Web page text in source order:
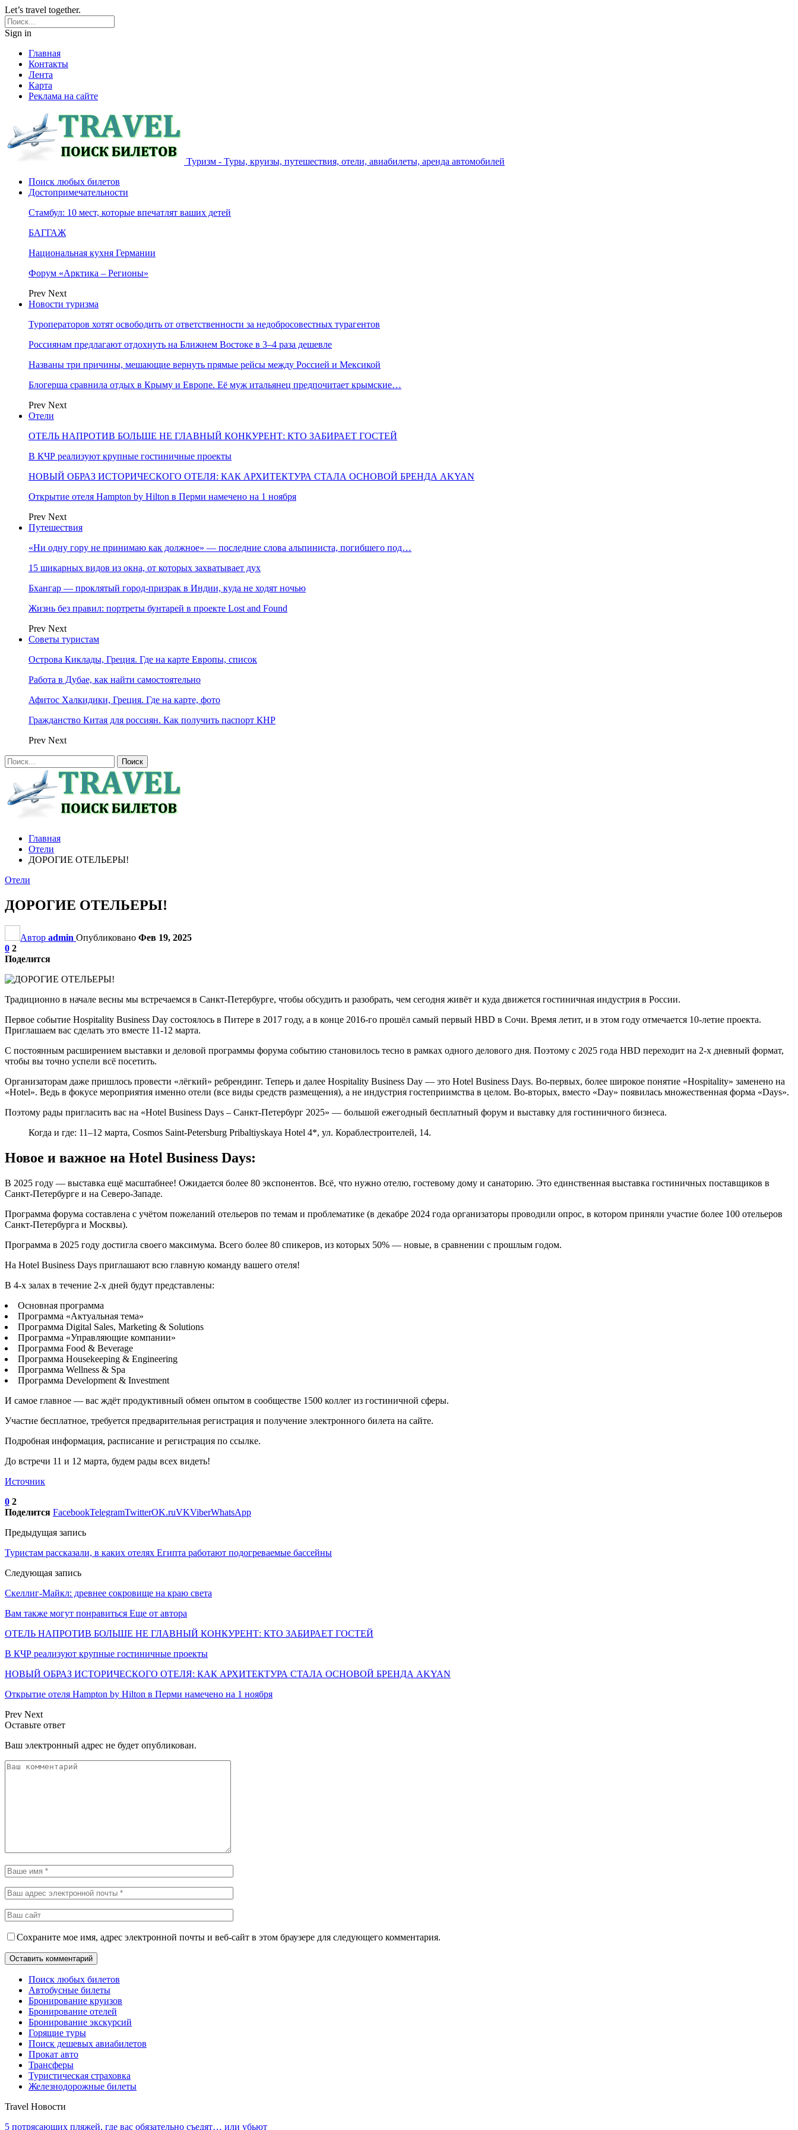
Let’s travel together.
Sign in
Главная
Контакты
Лента
Карта
Реклама на сайте
Туризм - Туры, круизы, путешествия, отели, авиабилеты, аренда автомобилей
Поиск любых билетов
Достопримечательности
Стамбул: 10 мест, которые впечатлят ваших детей
БАГГАЖ
Национальная кухня Германии
Форум «Арктика – Регионы»
Prev Next
Новости туризма
Туроператоров хотят освободить от ответственности за недобросовестных турагентов
Россиянам предлагают отдохнуть на Ближнем Востоке в 3–4 раза дешевле
Названы три причины, мешающие вернуть прямые рейсы между Россией и Мексикой
Блогерша сравнила отдых в Крыму и Европе. Её муж итальянец предпочитает крымские…
Prev Next
Отели
ОТЕЛЬ НАПРОТИВ БОЛЬШЕ НЕ ГЛАВНЫЙ КОНКУРЕНТ: КТО ЗАБИРАЕТ ГОСТЕЙ
В КЧР реализуют крупные гостиничные проекты
НОВЫЙ ОБРАЗ ИСТОРИЧЕСКОГО ОТЕЛЯ: КАК АРХИТЕКТУРА СТАЛА ОСНОВОЙ БРЕНДА AKYAN
Открытие отеля Hampton by Hilton в Перми намечено на 1 ноября
Prev Next
Путешествия
«Ни одну гору не принимаю как должное» — последние слова альпиниста, погибшего под…
15 шикарных видов из окна, от которых захватывает дух
Бхангар — проклятый город-призрак в Индии, куда не ходят ночью
Жизнь без правил: портреты бунтарей в проекте Lost and Found
Prev Next
Советы туристам
Острова Киклады, Греция. Где на карте Европы, список
Работа в Дубае, как найти самостоятельно
Афитос Халкидики, Греция. Где на карте, фото
Гражданство Китая для россиян. Как получить паспорт КНР
Prev Next
Главная
Отели
ДОРОГИЕ ОТЕЛЬЕРЫ!
Отели
ДОРОГИЕ ОТЕЛЬЕРЫ!
Автор admin Опубликовано Фев 19, 2025
0 2
Поделится
Традиционно в начале весны мы встречаемся в Санкт-Петербурге, чтобы обсудить и разобрать, чем сегодня живёт и куда движется гостиничная индустрия в России.
Первое событие Hospitality Business Day состоялось в Питере в 2017 году, а в конце 2016-го прошёл самый первый HBD в Сочи. Время летит, и в этом году отмечается 10-летие проекта.
Приглашаем вас сделать это вместе 11-12 марта.
С постоянным расширением выставки и деловой программы форума событию становилось тесно в рамках одного делового дня. Поэтому с 2025 года HBD переходит на 2-х дневный формат,
чтобы вы точно успели всё посетить.
Организаторам даже пришлось провести «лёгкий» ребрендинг. Теперь и далее Hospitality Business Day — это Hotel Business Days. Во-первых, более широкое понятие «Hospitality» заменено на
«Hotel». Ведь в фокусе мероприятия именно отели (все виды средств размещения), а не индустрия гостеприимства в целом. Во-вторых, вместо «Day» появилась множественная форма «Days».
Поэтому рады пригласить вас на «Hotel Business Days – Санкт-Петербург 2025» — большой ежегодный бесплатный форум и выставку для гостиничного бизнеса.
Когда и где: 11–12 марта, Cosmos Saint-Petersburg Pribaltiyskaya Hotel 4*, ул. Кораблестроителей, 14.
Новое и важное на Hotel Business Days:
В 2025 году — выставка ещё масштабнее! Ожидается более 80 экспонентов. Всё, что нужно отелю, гостевому дому и санаторию. Это единственная выставка гостиничных поставщиков в
Санкт-Петербурге и на Северо-Западе.
Программа форума составлена с учётом пожеланий отельеров по темам и проблематике (в декабре 2024 года организаторы проводили опрос, в котором приняли участие более 100 отельеров
Санкт-Петербурга и Москвы).
Программа в 2025 году достигла своего максимума. Всего более 80 спикеров, из которых 50% — новые, в сравнении с прошлым годом.
На Hotel Business Days приглашают всю главную команду вашего отеля!
В 4-х залах в течение 2-х дней будут представлены:
Основная программа
Программа «Актуальная тема»
Программа Digital Sales, Marketing & Solutions
Программа «Управляющие компании»
Программа Food & Beverage
Программа Housekeeping & Engineering
Программа Wellness & Spa
Программа Development & Investment
И самое главное — вас ждёт продуктивный обмен опытом в сообществе 1500 коллег из гостиничной сферы.
Участие бесплатное, требуется предварительная регистрация и получение электронного билета на сайте.
Подробная информация, расписание и регистрация по ссылке.
До встречи 11 и 12 марта, будем рады всех видеть!
Источник
0 2
Поделится FacebookTelegramTwitterOK.ruVKViberWhatsApp
Предыдущая запись
Туристам рассказали, в каких отелях Египта работают подогреваемые бассейны
Следующая запись
Скеллиг-Майкл: древнее сокровище на краю света
Вам также могут понравиться Еще от автора
ОТЕЛЬ НАПРОТИВ БОЛЬШЕ НЕ ГЛАВНЫЙ КОНКУРЕНТ: КТО ЗАБИРАЕТ ГОСТЕЙ
В КЧР реализуют крупные гостиничные проекты
НОВЫЙ ОБРАЗ ИСТОРИЧЕСКОГО ОТЕЛЯ: КАК АРХИТЕКТУРА СТАЛА ОСНОВОЙ БРЕНДА AKYAN
Открытие отеля Hampton by Hilton в Перми намечено на 1 ноября
Prev Next
Оставьте ответ
Ваш электронный адрес не будет опубликован.
Сохраните мое имя, адрес электронной почты и веб-сайт в этом браузере для следующего комментария.
Поиск любых билетов
Автобусные билеты
Бронирование круизов
Бронирование отелей
Бронирование экскурсий
Горящие туры
Поиск дешевых авиабилетов
Прокат авто
Трансферы
Туристическая страховка
Железнодорожные билеты
Travel Новости
5 потрясающих пляжей, где вас обязательно съедят… или убьют